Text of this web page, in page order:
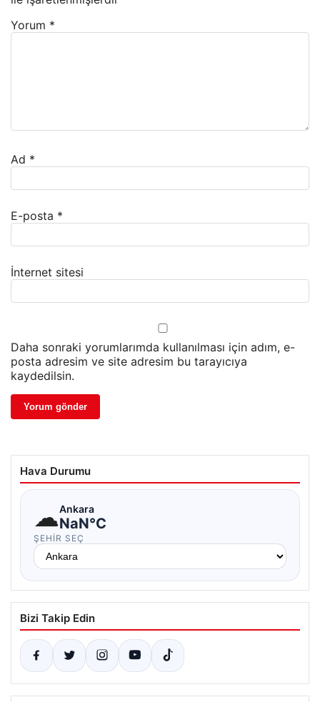
Yorum *
Ad *
E-posta *
İnternet sitesi
Daha sonraki yorumlarımda kullanılması için adım, e-
posta adresim ve site adresim bu tarayıcıya
kaydedilsin.
Hava Durumu
☁Ankara
NaN°C
ŞEHIR SEÇ
Bizi Takip Edin